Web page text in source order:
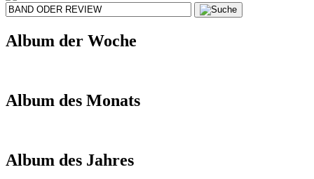
Album der Woche
Album des Monats
Album des Jahres